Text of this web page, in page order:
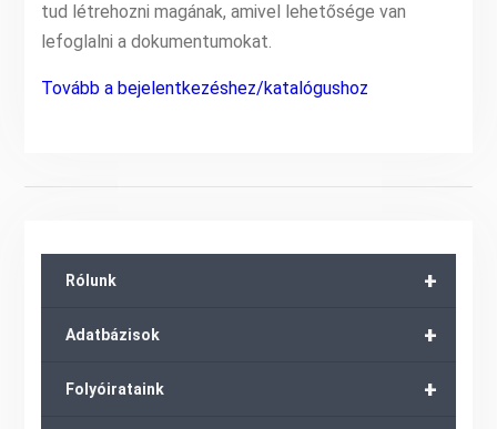
tud létrehozni magának, amivel lehetősége van
lefoglalni a dokumentumokat.
Tovább a bejelentkezéshez/katalógushoz
+
Rólunk
+
Adatbázisok
+
Folyóirataink